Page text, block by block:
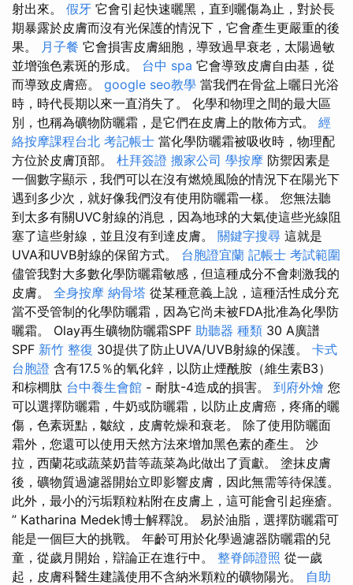
射出來。 假牙 它會引起快速曬黑，直到曬傷為止，對於長
期暴露於皮膚而沒有光保護的情況下，它會產生更嚴重的後
果。 月子餐 它會損害皮膚細胞，導致過早衰老，太陽過敏
並增強色素斑的形成。 台中 spa 它會導致皮膚自由基，從
而導致皮膚癌。 google seo教學 當我們在骨盆上曬日光浴
時，時代長期以來一直消失了。 化學和物理之間的最大區
別，也稱為礦物防曬霜，是它們在皮膚上的散佈方式。 經
絡按摩課程台北 考記帳士 當化學防曬霜被吸收時，物理配
方位於皮膚頂部。 杜拜簽證 搬家公司 學按摩 防禦因素是
一個數字顯示，我們可以在沒有燃燒風險的情況下在陽光下
遇到多少次，就好像我們沒有使用防曬霜一樣。 您無法聽
到太多有關UVC射線的消息，因為地球的大氣使這些光線阻
塞了這些射線，並且沒有到達皮膚。 關鍵字搜尋 這就是
UVA和UVB射線的保留方式。 台胞證宜蘭 記帳士 考試範圍
儘管我對大多數化學防曬霜敏感，但這種成分不會刺激我的
皮膚。 全身按摩 納骨塔 從某種意義上說，這種活性成分充
當不受管制的化學防曬霜，因為它尚未被FDA批准為化學防
曬霜。 Olay再生礦物防曬霜SPF 助聽器 種類 30 A廣譜
SPF 新竹 整復 30提供了防止UVA/UVB射線的保護。 卡式
台胞證 含有17.5％的氧化鋅，以防止煙酰胺（維生素B3）
和棕櫚肽 台中養生會館 - 耐肽-4造成的損害。 到府外燴 您
可以選擇防曬霜，牛奶或防曬霜，以防止皮膚癌，疼痛的曬
傷，色素斑點，皺紋，皮膚乾燥和衰老。 除了使用防曬面
霜外，您還可以使用天然方法來增加黑色素的產生。 沙
拉，西蘭花或蔬菜奶昔等蔬菜為此做出了貢獻。 塗抹皮膚
後，礦物質過濾器開始立即影響皮膚，因此無需等待保護。
此外，最小的污垢顆粒粘附在皮膚上，這可能會引起痤瘡。
” Katharina Medek博士解釋說。 易於油脂，選擇防曬霜可
能是一個巨大的挑戰。 年齡可用於化學過濾器防曬霜的兒
童，從歲月開始，辯論正在進行中。 整脊師證照 從一歲
起，皮膚科醫生建議使用不含納米顆粒的礦物陽光。 自助